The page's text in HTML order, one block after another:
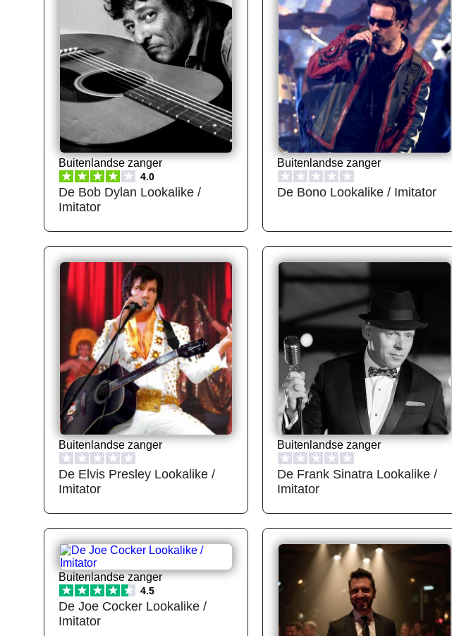
Buitenlandse zanger
★ ★ ★ ★ ★ 4.0
De Bob Dylan Lookalike /
Imitator
Buitenlandse zanger
★ ★ ★ ★ ★
De Bono Lookalike / Imitator
Buitenlandse zanger
★ ★ ★ ★ ★
De Elvis Presley Lookalike /
Imitator
Buitenlandse zanger
★ ★ ★ ★ ★
De Frank Sinatra Lookalike /
Imitator
Buitenlandse zanger
★ ★ ★ ★ ★ 4.5
De Joe Cocker Lookalike /
Imitator